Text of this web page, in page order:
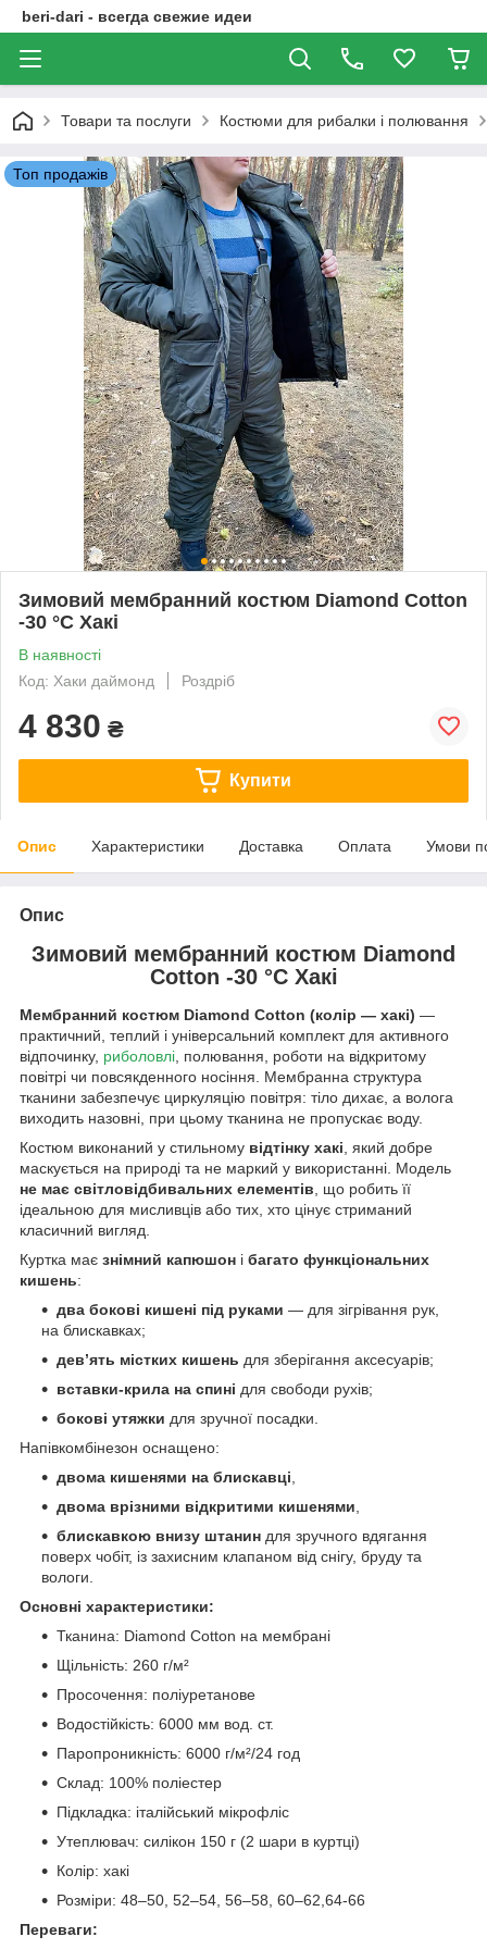
beri-dari - всегда свежие идеи
Товари та послуги Костюми для рибалки і полювання
Топ продажів
Зимовий мембранний костюм Diamond Cotton
-30 °C Хакі
В наявності
Код: Хаки даймонд
Роздріб
4 830 ₴
Купити
Опис Характеристики Доставка Оплата Умови
Опис
Зимовий мембранний костюм Diamond
Cotton -30 °C Хакі
Мембранний костюм Diamond Cotton (колір — хакі) —
практичний, теплий і універсальний комплект для активного
відпочинку, риболовлі, полювання, роботи на відкритому
повітрі чи повсякденного носіння. Мембранна структура
тканини забезпечує циркуляцію повітря: тіло дихає, а волога
виходить назовні, при цьому тканина не пропускає воду.
Костюм виконаний у стильному відтінку хакі, який добре
маскується на природі та не маркий у використанні. Модель
не має світловідбивальних елементів, що робить її
ідеальною для мисливців або тих, хто цінує стриманий
класичний вигляд.
Куртка має знімний капюшон і багато функціональних
кишень:
два бокові кишені під руками — для зігрівання рук,
на блискавках;
дев’ять містких кишень для зберігання аксесуарів;
вставки-крила на спині для свободи рухів;
бокові утяжки для зручної посадки.
Напівкомбінезон оснащено:
двома кишенями на блискавці,
двома врізними відкритими кишенями,
блискавкою внизу штанин для зручного вдягання
поверх чобіт, із захисним клапаном від снігу, бруду та
вологи.
Основні характеристики:
Тканина: Diamond Cotton на мембрані
Щільність: 260 г/м²
Просочення: поліуретанове
Водостійкість: 6000 мм вод. ст.
Паропроникність: 6000 г/м²/24 год
Склад: 100% поліестер
Підкладка: італійський мікрофліс
Утеплювач: силікон 150 г (2 шари в куртці)
Колір: хакі
Розміри: 48–50, 52–54, 56–58, 60–62,64-66
Переваги: